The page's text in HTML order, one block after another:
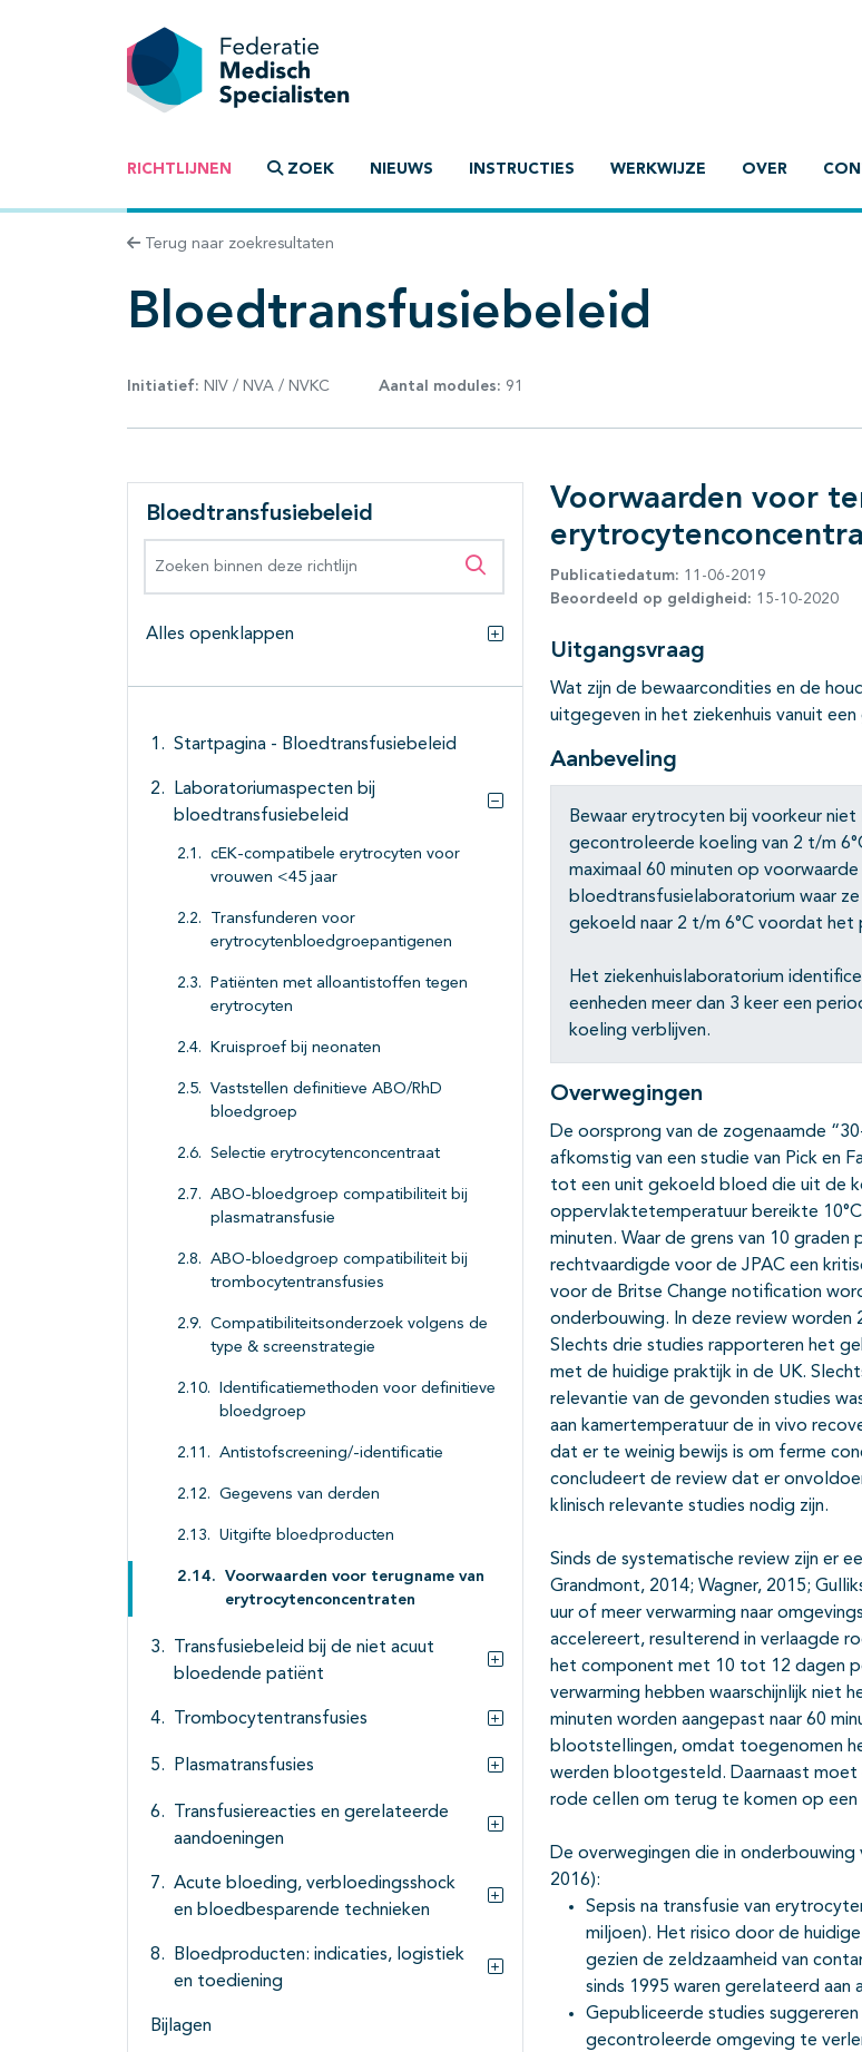
RICHTLIJNEN ZOEK NIEUWS INSTRUCTIES WERKWIJZE OVER
Terug naar zoekresultaten
Bloedtransfusiebeleid
Initiatief: NIV / NVA / NVKC Aantal modules: 91
Bloedtransfusiebeleid
Zoeken binnen deze richtlijn
Alles openklappen
Alles openklappen
Startpagina - Bloedtransfusiebeleid
Laboratoriumaspecten bij
bloedtransfusiebeleid
Subpagina's open- en dichtklappen
cEK-compatibele erytrocyten voor
vrouwen <45 jaar
Transfunderen voor
erytrocytenbloedgroepantigenen
Patiënten met alloantistoffen tegen
erytrocyten
Kruisproef bij neonaten
Vaststellen definitieve ABO/RhD
bloedgroep
Selectie erytrocytenconcentraat
ABO-bloedgroep compatibiliteit bij
plasmatransfusie
ABO-bloedgroep compatibiliteit bij
trombocytentransfusies
Compatibiliteitsonderzoek volgens de
type & screenstrategie
Identificatiemethoden voor definitieve
bloedgroep
Antistofscreening/-identificatie
Gegevens van derden
Uitgifte bloedproducten
Voorwaarden voor terugname van
erytrocytenconcentraten
Transfusiebeleid bij de niet acuut
bloedende patiënt
Subpagina's open- en dichtklappen
Trombocytentransfusies
Subpagina's open- en dichtklappen
Plasmatransfusies
Subpagina's open- en dichtklappen
Transfusiereacties en gerelateerde
aandoeningen
Subpagina's open- en dichtklappen
Acute bloeding, verbloedingsshock
en bloedbesparende technieken
Subpagina's open- en dichtklappen
Bloedproducten: indicaties, logistiek
en toediening
Subpagina's open- en dichtklappen
Bijlagen
Voorwaarden voor
Publicatiedatum: 11-06-2019
Beoordeeld op geldigheid: 15-10-2020
Uitgangsvraag
Wat zijn de bewaarcondities en de
uitgegeven in het ziekenhuis vanuit
Aanbeveling
Bewaar erytrocyten bij voorkeur
gecontroleerde koeling van 2 t/m
maximaal 60 minuten op
bloedtransfusielaboratorium waar
gekoeld naar 2 t/m 6°C voordat
Het ziekenhuislaboratorium
eenheden meer dan 3 keer een
koeling verblijven.
Overwegingen
De oorsprong van de zogenaamde
afkomstig van een studie van Pick en
tot een unit gekoeld bloed die uit de
oppervlaktetemperatuur bereikte
minuten. Waar de grens van 10
rechtvaardigde voor de JPAC een
voor de Britse Change notification
onderbouwing. In deze review worden
Slechts drie studies rapporteren het
met de huidige praktijk in de UK.
relevantie van de gevonden studies
aan kamertemperatuur de in vivo
dat er te weinig bewijs is om ferme
concludeert de review dat er
klinisch relevante studies nodig zijn.
Sinds de systematische review zijn er
Grandmont, 2014; Wagner, 2015;
uur of meer verwarming naar
accelereert, resulterend in verlaagde
het component met 10 tot 12 dagen
verwarming hebben waarschijnlijk
minuten worden aangepast naar 60
blootstellingen, omdat toegenomen
werden blootgesteld. Daarnaast
rode cellen om terug te komen op een
De overwegingen die in onderbouwing
2016):
Sepsis na transfusie van
miljoen). Het risico door de
gezien de zeldzaamheid van
sinds 1995 waren gerelateerd
Gepubliceerde studies
gecontroleerde omgeving te